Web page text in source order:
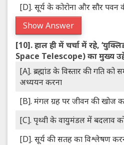
[D]. सूर्य के कोरोना और सौर पवन
Show Answer
[10].हाल ही में चर्चा में रहे,
Space Telescope) का मुख्य
[A]. ब्रह्मांड के विस्तार की गति
अध्ययन करना
[B]. मंगल ग्रह पर जीवन की खोज
[C]. पृथ्वी के वायुमंडल में बदलाव को
[D]. सूर्य की सतह का विश्लेषण